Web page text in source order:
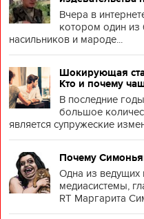
Вчера в
котором один из
насильников и мароде...
Шокирующая
Кто и почему
В последние
большое
является супружеские
Почему
Одна из ведущих
медиасистемы,
RT Маргарита